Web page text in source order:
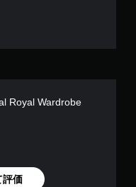
Royal Wardrobe
評価